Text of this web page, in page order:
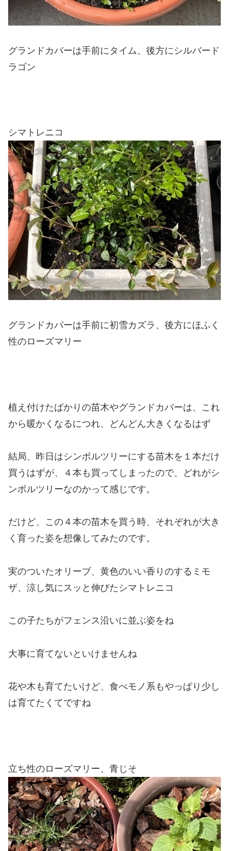
グランドカバーは手前にタイム、後方にシルバード
ラゴン
シマトレニコ
グランドカバーは手前に初雪カズラ、後方にほふく
性のローズマリー
植え付けたばかりの苗木やグランドカバーは、これ
から暖かくなるにつれ、どんどん大きくなるはず
結局、昨日はシンボルツリーにする苗木を１本だけ
買うはずが、４本も買ってしまったので、どれがシ
ンボルツリーなのかって感じです。
だけど、この４本の苗木を買う時、それぞれが大き
く育った姿を想像してみたのです。
実のついたオリーブ、黄色のいい香りのするミモ
ザ、涼し気にスッと伸びたシマトレニコ
この子たちがフェンス沿いに並ぶ姿をね
大事に育てないといけませんね
花や木も育てたいけど、食べモノ系もやっぱり少し
は育てたくてですね
立ち性のローズマリー、青じそ